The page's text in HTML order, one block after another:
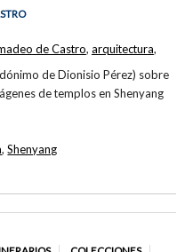
de Dionisio Pérez) sobre
de templos en Shenyang
de Castro, arquitectura,
,Shenyang